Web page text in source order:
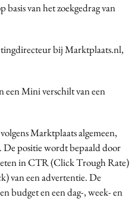
van het zoekgedrag van
bij Marktplaats.nl,
een Mini verschilt van een
Marktplaats algemeen,
positie wordt bepaald door
in CTR (Click Trough Rate)
van een advertentie. De
budget en een dag-, week- en